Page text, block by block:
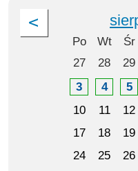
Po Wt Śr
27
28 29
3
4 5
10
11 12
17
18 19
24
25 26